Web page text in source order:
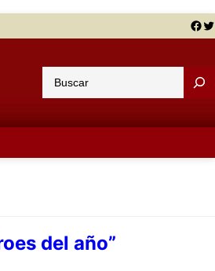
Facebook Twitter
u
a
del año”